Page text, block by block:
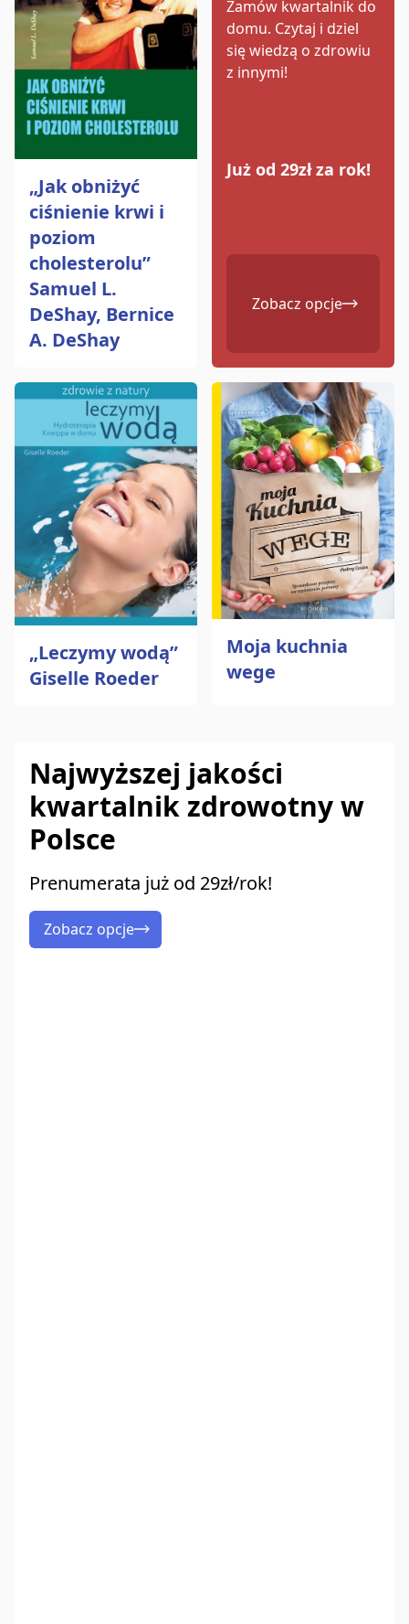
„Jak obniżyć
ciśnienie krwi i
poziom
cholesterolu”
Samuel L.
DeShay, Bernice
A. DeShay
Zamów kwartalnik do
domu. Czytaj i dziel
się wiedzą o zdrowiu
z innymi!
Już od 29zł za rok!
Zobacz opcje
„Leczymy wodą”
Giselle Roeder
Moja kuchnia
wege
Najwyższej jakości
kwartalnik zdrowotny w
Polsce
Prenumerata już od 29zł/rok!
Zobacz opcje